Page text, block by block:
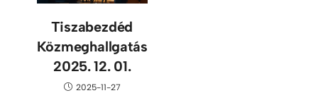
Tiszabezdéd
Közmeghallgatás
2025. 12. 01.
2025-11-27